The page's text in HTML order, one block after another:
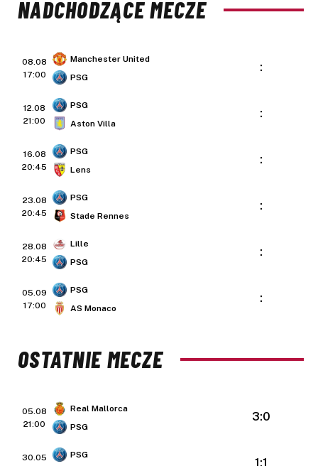
NADCHODZĄCE MECZE
08.08
17:00
Manchester United
PSG
:
12.08
21:00
PSG
Aston Villa
:
16.08
20:45
PSG
Lens
:
23.08
20:45
PSG
Stade Rennes
:
28.08
20:45
Lille
PSG
:
05.09
17:00
PSG
AS Monaco
:
OSTATNIE MECZE
05.08
21:00
Real Mallorca
PSG
3:0
30.05
PSG
1:1